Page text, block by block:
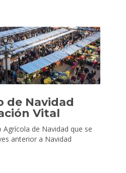
de Navidad
Vital
de Navidad que se
anterior a Navidad